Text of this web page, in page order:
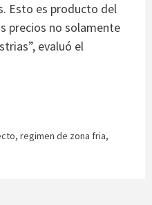
Esto es producto del
precios no solamente
evaluó el
, regimen de zona fria,